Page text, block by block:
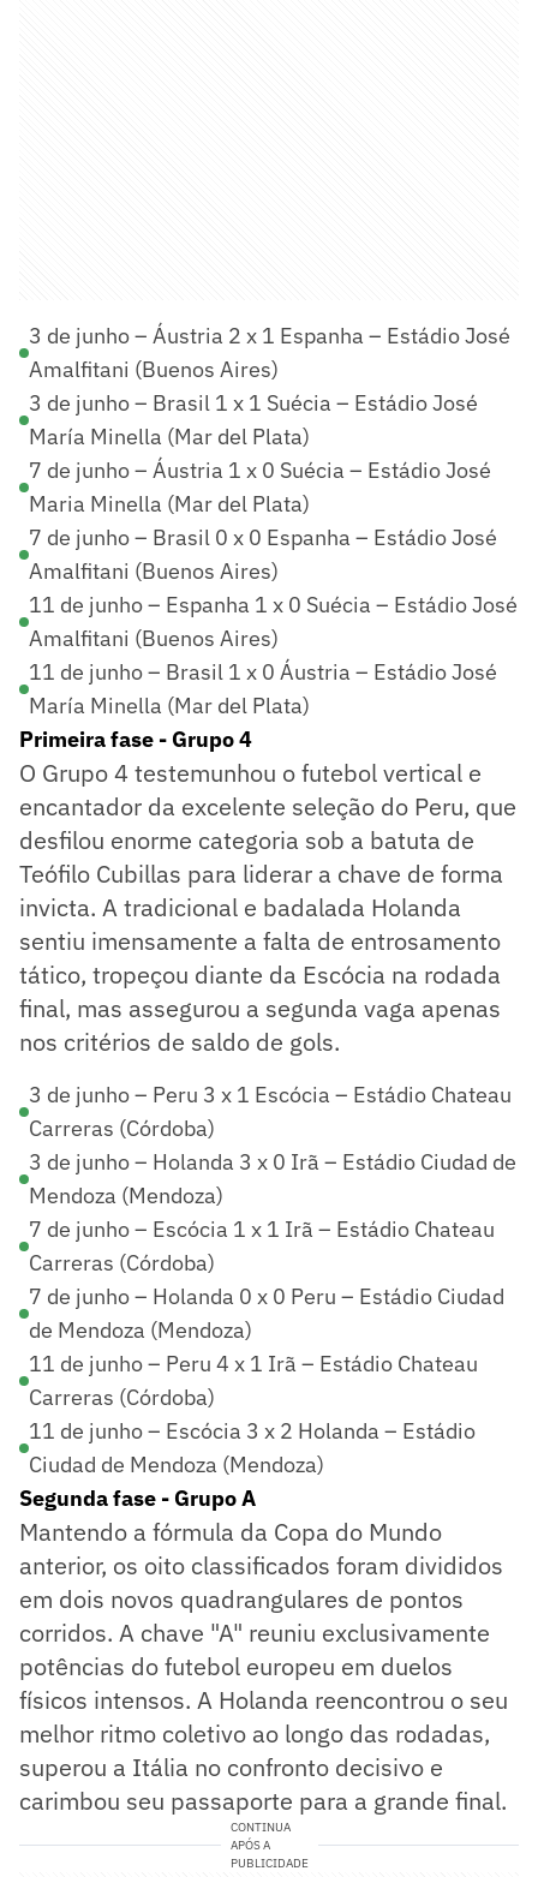
3 de junho – Áustria 2 x 1 Espanha – Estádio José
Amalfitani (Buenos Aires)
3 de junho – Brasil 1 x 1 Suécia – Estádio José
María Minella (Mar del Plata)
7 de junho – Áustria 1 x 0 Suécia – Estádio José
Maria Minella (Mar del Plata)
7 de junho – Brasil 0 x 0 Espanha – Estádio José
Amalfitani (Buenos Aires)
11 de junho – Espanha 1 x 0 Suécia – Estádio José
Amalfitani (Buenos Aires)
11 de junho – Brasil 1 x 0 Áustria – Estádio José
María Minella (Mar del Plata)
Primeira fase - Grupo 4
O Grupo 4 testemunhou o futebol vertical e
encantador da excelente seleção do Peru, que
desfilou enorme categoria sob a batuta de
Teófilo Cubillas para liderar a chave de forma
invicta. A tradicional e badalada Holanda
sentiu imensamente a falta de entrosamento
tático, tropeçou diante da Escócia na rodada
final, mas assegurou a segunda vaga apenas
nos critérios de saldo de gols.
3 de junho – Peru 3 x 1 Escócia – Estádio Chateau
Carreras (Córdoba)
3 de junho – Holanda 3 x 0 Irã – Estádio Ciudad de
Mendoza (Mendoza)
7 de junho – Escócia 1 x 1 Irã – Estádio Chateau
Carreras (Córdoba)
7 de junho – Holanda 0 x 0 Peru – Estádio Ciudad
de Mendoza (Mendoza)
11 de junho – Peru 4 x 1 Irã – Estádio Chateau
Carreras (Córdoba)
11 de junho – Escócia 3 x 2 Holanda – Estádio
Ciudad de Mendoza (Mendoza)
Segunda fase - Grupo A
Mantendo a fórmula da Copa do Mundo
anterior, os oito classificados foram divididos
em dois novos quadrangulares de pontos
corridos. A chave "A" reuniu exclusivamente
potências do futebol europeu em duelos
físicos intensos. A Holanda reencontrou o seu
melhor ritmo coletivo ao longo das rodadas,
superou a Itália no confronto decisivo e
carimbou seu passaporte para a grande final.
CONTINUA
APÓS A
PUBLICIDADE